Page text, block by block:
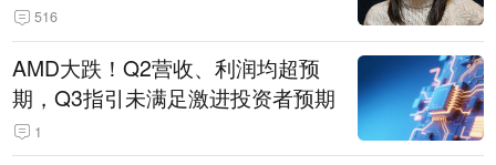
516
AMD大跌！Q2营收、利润均超预
期，Q3指引未满足激进投资者预期
1